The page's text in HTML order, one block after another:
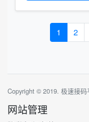
1 2
Copyright © 2019. 极速接码
网站管理